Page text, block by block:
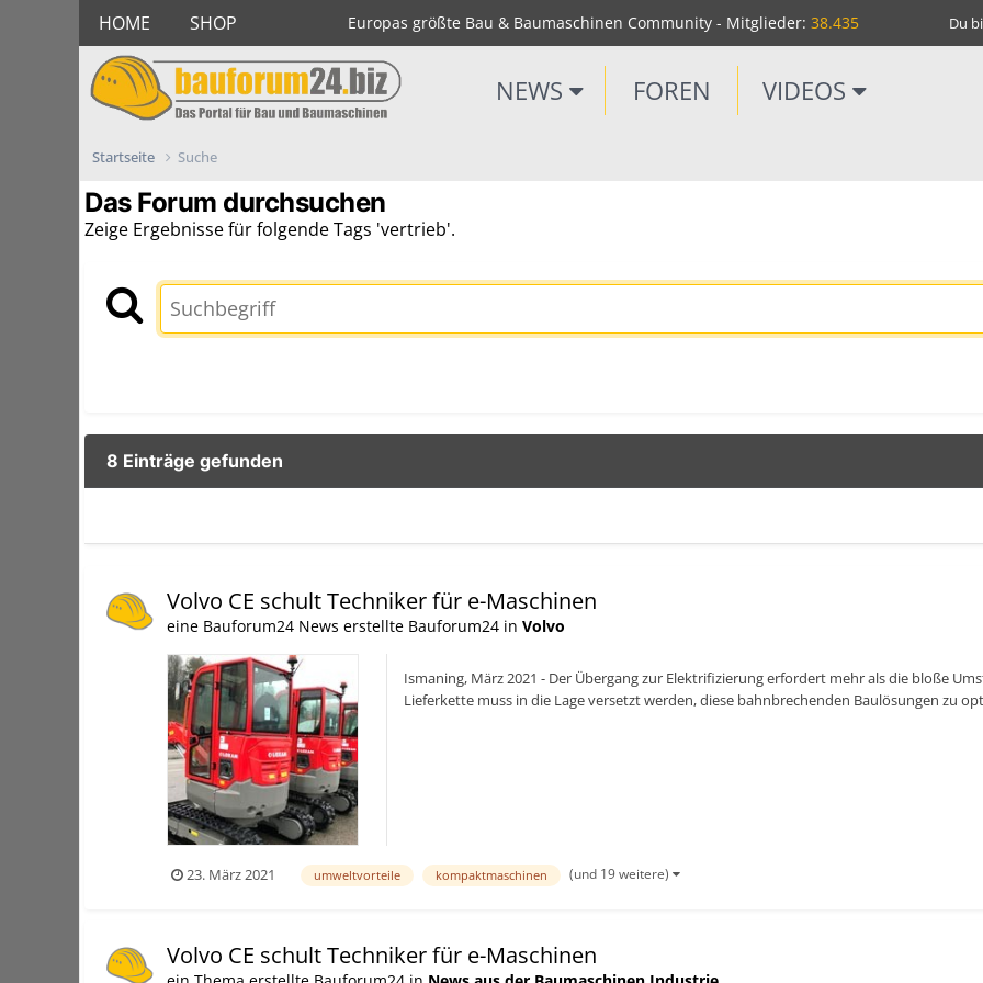
HOME SHOP Europas größte Bau & Baumaschinen Community - Mitglieder: 38.435 Du
NEWS FOREN VIDEOS
Startseite Suche
Das Forum durchsuchen
Zeige Ergebnisse für folgende Tags 'vertrieb'.
8 Einträge gefunden
Volvo CE schult Techniker für e-Maschinen
eine Bauforum24 News erstellte Bauforum24 in Volvo
Ismaning, März 2021 - Der Übergang zur Elektrifizierung erfordert mehr als die bloße
Lieferkette muss in die Lage versetzt werden, diese bahnbrechenden Baulösungen zu
23. März 2021 umweltvorteile kompaktmaschinen (und 19 weitere)
Volvo CE schult Techniker für e-Maschinen